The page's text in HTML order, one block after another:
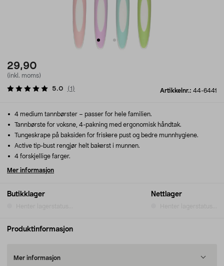
29,90
(inkl. moms)
Artikkelnr.: 44-6441
5.0 (1 )
Butikklager Nettlager
4 medium tannbørster – passer for hele familien.
Tannbørste for voksne, 4-pakning med ergonomisk håndtak.
Tungeskrape på baksiden for friskere pust og bedre munnhygiene.
Active tip-bust rengjør helt bakerst i munnen.
4 forskjellige farger.
Mer informasjon
Produktinformasjon
Mer informasjon